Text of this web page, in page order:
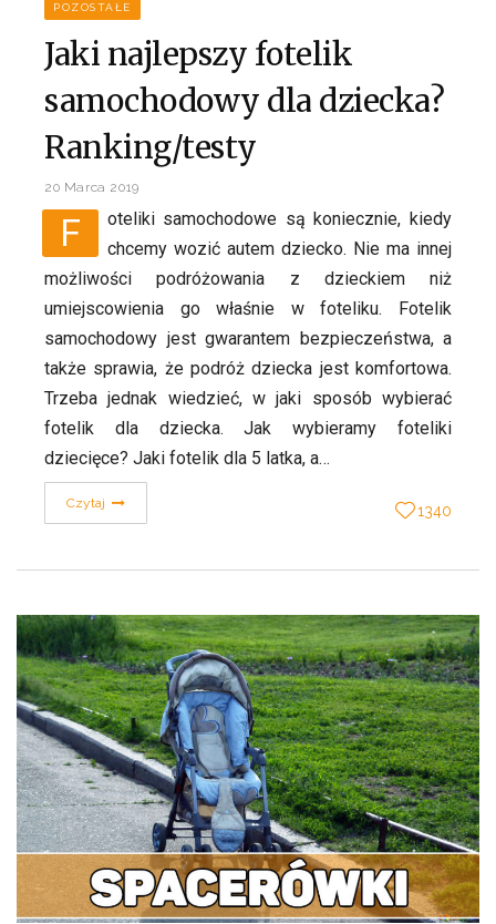
POZOSTAŁE
Jaki najlepszy fotelik
samochodowy dla dziecka?
Ranking/testy
20 Marca 2019
Foteliki samochodowe są koniecznie, kiedy
chcemy wozić autem dziecko. Nie ma innej
możliwości podróżowania z dzieckiem niż
umiejscowienia go właśnie w foteliku. Fotelik
samochodowy jest gwarantem bezpieczeństwa, a
także sprawia, że podróż dziecka jest komfortowa.
Trzeba jednak wiedzieć, w jaki sposób wybierać
fotelik dla dziecka. Jak wybieramy foteliki
dziecięce? Jaki fotelik dla 5 latka, a…
Czytaj 1340